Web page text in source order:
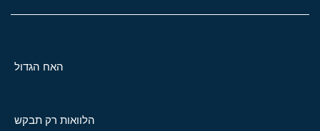
האח הגדול
הלוואות רק תבקש